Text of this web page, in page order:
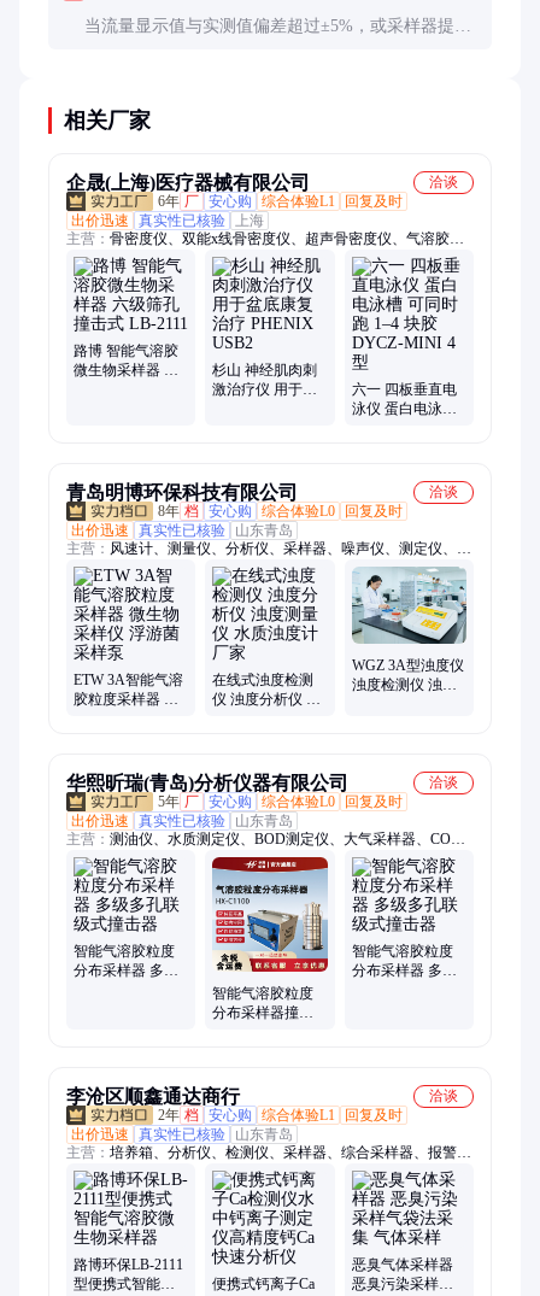
当流量显示值与实测值偏差超过±5%，或采样器提示
相关厂家
企晟(上海)医疗器械有限公司
洽谈
6年 厂 安心购 综合体验L1
回复及时
出价迅速
真实性已核验
上海
主营： 骨密度仪、双能x线骨密度仪、超声骨密度仪、气溶胶、
制氧机、AED除颤仪、麻醉机、电子血压计、微波治疗仪、心电
监护仪、血糖仪、肺功能仪、眼科激光治疗仪、血氧仪、高分子
夹板、血管鞘、急救包、喉镜、高压注射器、手术显微镜、听力
筛查仪、视力筛查仪、呼吸机、牙科综合治疗台、临时起搏器、
可视喉镜
路博 智能气溶胶
微生物采样器 六
杉山 神经肌肉刺
激治疗仪 用于盆
六一 四板垂直电
泳仪 蛋白电泳槽
青岛明博环保科技有限公司
洽谈
8年 档 安心购 综合体验L0
回复及时
出价迅速
真实性已核验
山东青岛
主营： 风速计、测量仪、分析仪、采样器、噪声仪、测定仪、传
感器、cod氨氮、体温仪、照度仪、溴离子、消解仪、体温枪、
酸度计、探测器、红外线、测尘仪、干燥箱、检测仪、显微镜、
测色仪、电导仪、水质仪、voc气体、报警器
ETW 3A智能气溶
胶粒度采样器 微
在线式浊度检测
仪 浊度分析仪 浊
WGZ 3A型浊度仪
浊度检测仪 浊度
华熙昕瑞(青岛)分析仪器有限公司
洽谈
5年 厂 安心购 综合体验L0
回复及时
出价迅速
真实性已核验
山东青岛
主营： 测油仪、水质测定仪、BOD测定仪、大气采样器、COD
消解器、氮吹仪、硫化物酸化吹气仪、索氏提取器、蒸馏仪、振
荡器、恒温恒湿称重系统、明渠流量比对装置、土壤研磨机、土
壤团聚体分析仪、烟尘烟气分析仪、林格曼黑度计、综合压力流
量校准仪、北京踏实、洗瓶机、固相萃取仪
智能气溶胶粒度
分布采样器 多级
智能气溶胶粒度
分布采样器撞击
智能气溶胶粒度
分布采样器 多级
李沧区顺鑫通达商行
洽谈
2年 档 安心购 综合体验L1
回复及时
出价迅速
真实性已核验
山东青岛
主营： 培养箱、分析仪、检测仪、采样器、综合采样器、报警
仪、测量仪、酸度计、风速仪、蓝牙、称重系统、室内检测仪
器、甲醛检测、测定仪、声校准器、酸碱浓度计、流量计、消解
器、机器人、振动检测分析仪、测试仪、环保第三方检测、环境
检测、生物安全柜、浊度仪
路博环保LB-2111
型便携式智能气
便携式钙离子Ca
恶臭气体采样器
恶臭污染采样气